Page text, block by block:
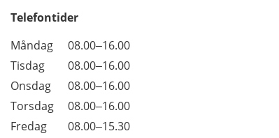
Telefontider
Dag
Öppettider
Kommentarer
Måndag
08.00–16.00
Tisdag
08.00–16.00
Onsdag
08.00–16.00
Torsdag
08.00–16.00
Fredag
08.00–15.30